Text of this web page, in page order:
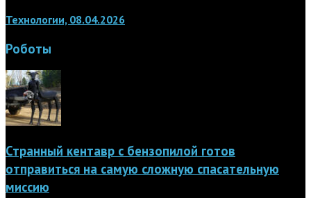
Технологии, 08.04.2026
Роботы
Странный кентавр с бензопилой готов
отправиться на самую сложную спасательную
миссию